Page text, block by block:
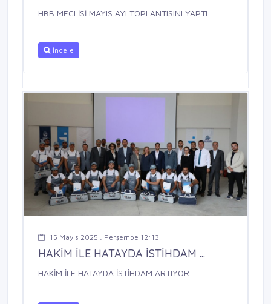
HBB MECLİSİ MAYIS AYI TOPLANTISINI YAPTI
İncele
15 Mayıs 2025 , Perşembe 12:13
HAKİM İLE HATAYDA İSTİHDAM ...
HAKİM İLE HATAYDA İSTİHDAM ARTIYOR